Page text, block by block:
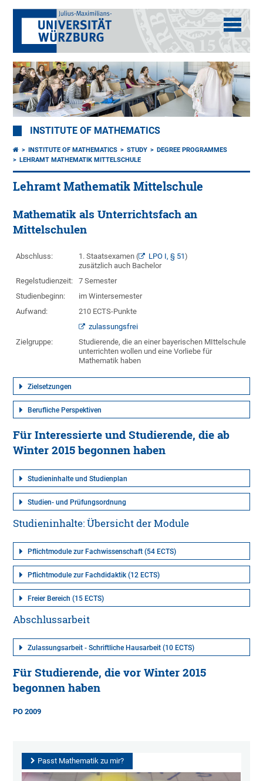
INSTITUTE OF MATHEMATICS
INSTITUTE OF MATHEMATICS STUDY
DEGREE PROGRAMMES
LEHRAMT MATHEMATIK MITTELSCHULE
Lehramt Mathematik Mittelschule
Mathematik als Unterrichtsfach an
Mittelschulen
Abschluss: 1. Staatsexamen ( LPO I, § 51)
zusätzlich auch Bachelor
Regelstudienzeit:
7 Semester
Studienbeginn:
im Wintersemester
Aufwand:
210 ECTS-Punkte
zulassungsfrei
Zielgruppe:
Studierende, die an einer bayerischen MIttelschule
unterrichten wollen und eine Vorliebe für
Mathematik haben
Zielsetzungen
Berufliche Perspektiven
Für Interessierte und Studierende, die ab
Winter 2015 begonnen haben
Studieninhalte und Studienplan
Studien- und Prüfungsordnung
Studieninhalte: Übersicht der Module
Pflichtmodule zur Fachwissenschaft (54 ECTS)
Pflichtmodule zur Fachdidaktik (12 ECTS)
Freier Bereich (15 ECTS)
Abschlussarbeit
Zulassungsarbeit - Schriftliche Hausarbeit (10 ECTS)
Für Studierende, die vor Winter 2015
begonnen haben
PO 2009
Passt Mathematik zu mir?